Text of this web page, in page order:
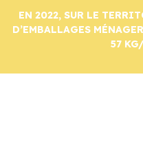
EN 2022, SUR LE
D’EMBALLAGES
57